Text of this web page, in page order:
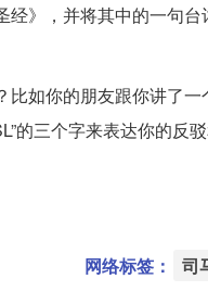
经》，并将其中的一
如你的朋友跟你讲了
的三个字来表达你的
网络标签： 司